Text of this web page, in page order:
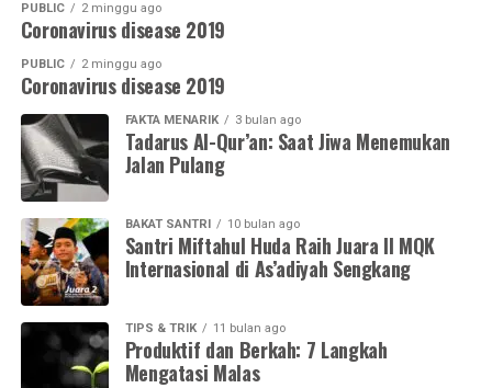
PUBLIC 2 minggu ago
Coronavirus disease 2019
PUBLIC 2 minggu ago
Coronavirus disease 2019
FAKTA MENARIK 3 bulan ago
Tadarus Al-Qur’an: Saat Jiwa Menemukan
Jalan Pulang
BAKAT SANTRI 10 bulan ago
Santri Miftahul Huda Raih Juara II MQK
Internasional di As’adiyah Sengkang
TIPS & TRIK 11 bulan ago
Produktif dan Berkah: 7 Langkah
Mengatasi Malas